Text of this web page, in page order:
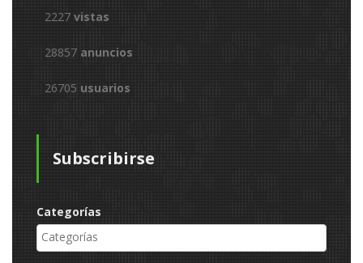
2227 vistas
28857 anuncios
26705 usuarios
Subscribirse
Categorías